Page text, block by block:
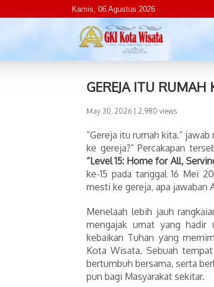
Kamis, 06 Agustus 2026
GEREJA ITU
May 30, 2026 | 2,980 views
“Gereja itu rumah kita.”
ke gereja?” Percakapan
“Level 15: Home for All,
ke-15 pada tanggal 16 Mei
mesti ke gereja, apa jawaban
Menelaah lebih jauh
mengajak umat yang hadir
kebaikan Tuhan yang
Kota Wisata. Sebuah
bertumbuh bersama, serta
pun bagi Masyarakat sekitar.